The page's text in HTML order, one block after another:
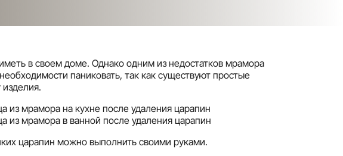
в своем доме. Однако одним из недостатков мрамора
паниковать, так как существуют простые
царапин можно выполнить своими руками.